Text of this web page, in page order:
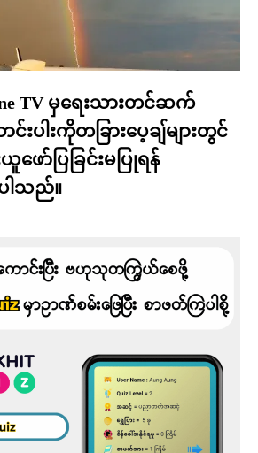
TV မှရေးသားတင်ဆက်
ပါးကိုတခြားပေ့ချ်များတွင်
ဖော်ပြခြင်းမပြုရန်
ါသည်။